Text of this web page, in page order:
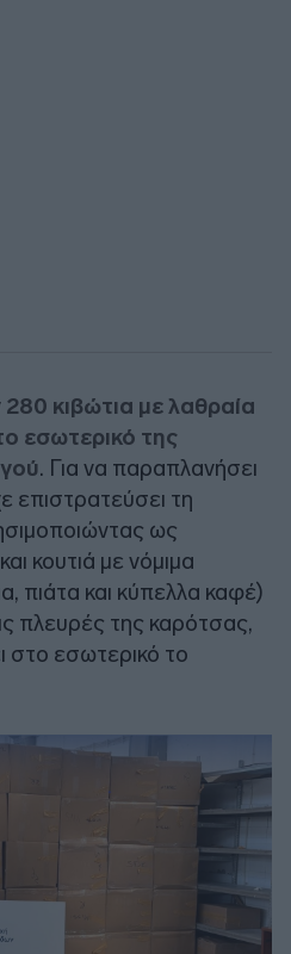
280 κιβώτια με λαθραία
εσωτερικό της
. Για να παραπλανήσει
επιστρατεύσει τη
ως
κουτιά με νόμιμα
πιάτα και κύπελλα καφέ)
πλευρές της καρότσας,
στο εσωτερικό το